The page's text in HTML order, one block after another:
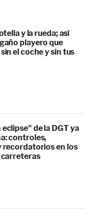
y la rueda; así
playero que
el coche y sin tus
de la DGT ya
controles,
recordatorios en los
carreteras